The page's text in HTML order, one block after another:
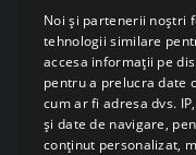
Noi și partenerii noștri
tehnologii similare
accesa informații pe
pentru a prelucra date
cum ar fi adresa dvs.
și date de navigare,
conținut personalizat,